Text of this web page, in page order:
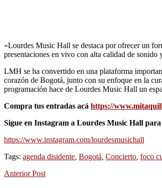
«Lourdes Music Hall se destaca por ofrecer un
presentaciones en vivo con alta calidad de
LMH se ha convertido en una plataforma
corazón de Bogotá, junto con su enfoque en la
programación hace de Lourdes Music Hall un
Compra tus entradas acá https://
Sigue en Instagram a Lourdes Music Hall
https://www.instagram.com/lourdesmusichall
Tags: agenda disidente, Bogotá, Concierto, foco
Anterior Post